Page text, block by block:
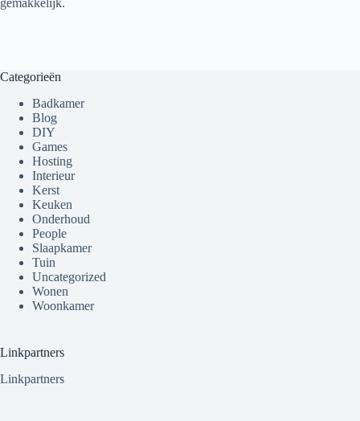
gemakkelijk.
Categorieën
Badkamer
Blog
DIY
Games
Hosting
Interieur
Kerst
Keuken
Onderhoud
People
Slaapkamer
Tuin
Uncategorized
Wonen
Woonkamer
Linkpartners
Linkpartners